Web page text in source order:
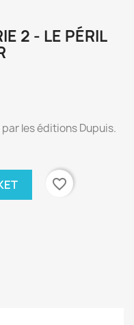
2 - LE PÉRIL
les éditions Dupuis.
favorite_border